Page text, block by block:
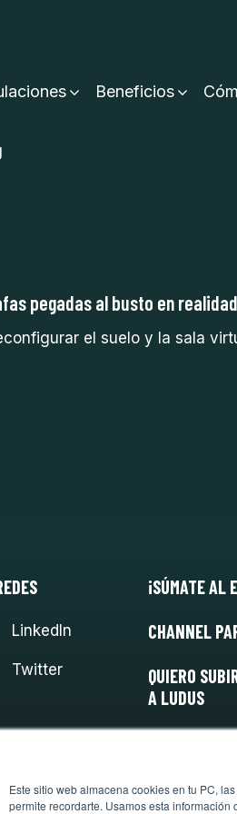
Este sitio web almacena cookies en tu PC,
permite recordarte. Usamos esta
Beneficios
pegadas al busto en
el suelo y la sala
LinkedIn
Twitter
¡SÚMATE AL
CHANNEL
QUIERO
A LUDUS